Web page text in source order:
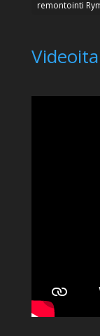
remontointi
Videoita